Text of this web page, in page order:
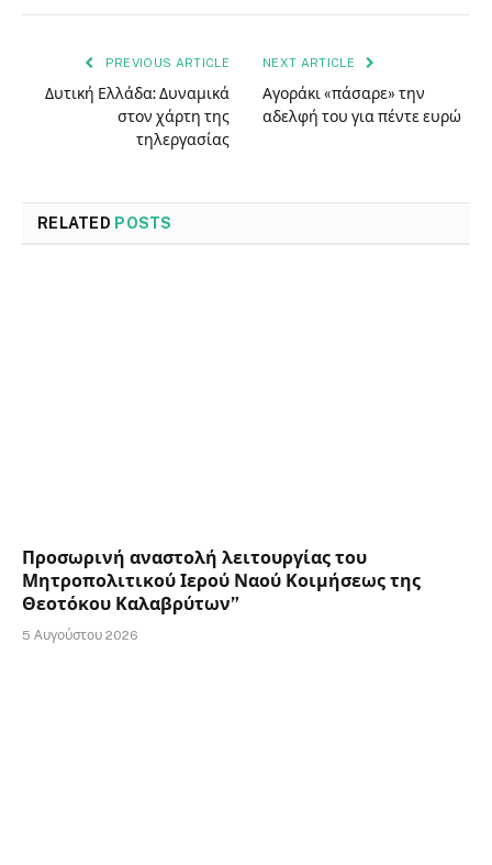
PREVIOUS ARTICLE
Δυτική Ελλάδα: Δυναμικά
στον χάρτη της
τηλεργασίας
NEXT ARTICLE
Αγοράκι «πάσαρε» την
αδελφή του για πέντε ευρώ
RELATED POSTS
Προσωρινή αναστολή λειτουργίας του
Μητροπολιτικού Ιερού Ναού Κοιμήσεως της
Θεοτόκου Καλαβρύτων”
5 Αυγούστου 2026